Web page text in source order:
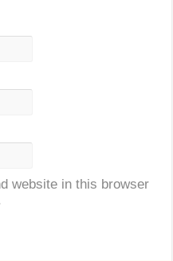
website in this browser